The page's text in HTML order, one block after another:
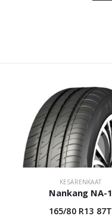
KESÄRENKAAT
Nankang NA-1
165/80 R13 87T